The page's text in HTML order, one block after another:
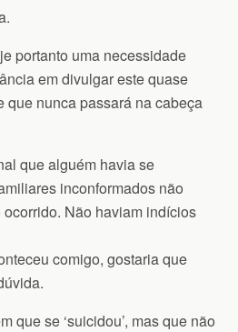
portanto uma necessidade
em divulgar este quase
que nunca passará na cabeça
que alguém havia se
inconformados não
Não haviam indícios
comigo, gostaria que
que se ‘suicidou’, mas que não